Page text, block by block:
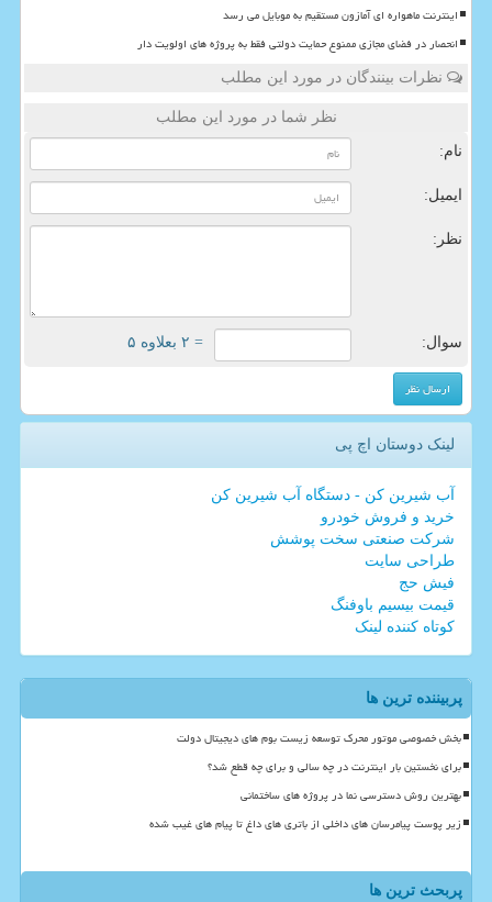
اینترنت ماهواره ای آمازون مستقیم به موبایل می رسد
انحصار در فضای مجازی ممنوع حمایت دولتی فقط به پروژه های اولویت دار
نظرات بینندگان در مورد این مطلب
نظر شما در مورد این مطلب
نام:
ایمیل:
نظر:
سوال: = ۲ بعلاوه ۵
لینک دوستان اچ پی
آب شیرین کن - دستگاه آب شیرین کن
خرید و فروش خودرو
شرکت صنعتی سخت پوشش
طراحی سایت
فیش حج
قیمت بیسیم باوفنگ
کوتاه کننده لینک
پربیننده ترین ها
بخش خصوصی موتور محرک توسعه زیست بوم های دیجیتال دولت
برای نخستین بار اینترنت در چه سالی و برای چه قطع شد؟
بهترین روش دسترسی نما در پروژه های ساختمانی
زیر پوست پیامرسان های داخلی از باتری های داغ تا پیام های غیب شده
پربحث ترین ها